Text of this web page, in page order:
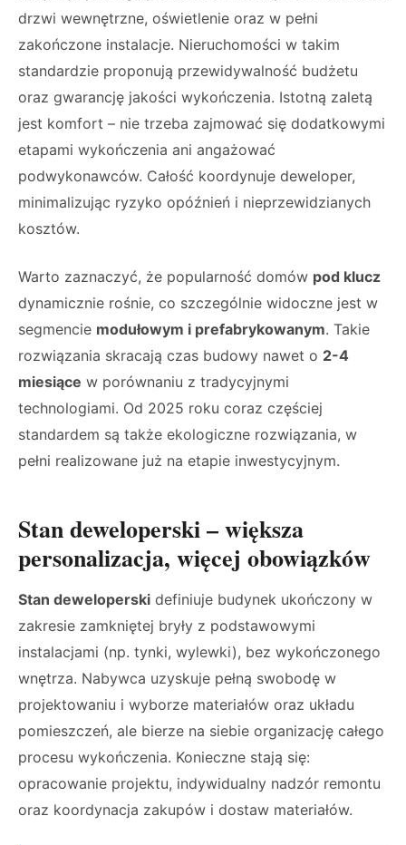
drzwi wewnętrzne, oświetlenie oraz w pełni
zakończone instalacje. Nieruchomości w takim
standardzie proponują przewidywalność budżetu
oraz gwarancję jakości wykończenia. Istotną zaletą
jest komfort – nie trzeba zajmować się dodatkowymi
etapami wykończenia ani angażować
podwykonawców. Całość koordynuje deweloper,
minimalizując ryzyko opóźnień i nieprzewidzianych
kosztów.
Warto zaznaczyć, że popularność domów pod klucz
dynamicznie rośnie, co szczególnie widoczne jest w
segmencie modułowym i prefabrykowanym. Takie
rozwiązania skracają czas budowy nawet o 2-4
miesiące w porównaniu z tradycyjnymi
technologiami. Od 2025 roku coraz częściej
standardem są także ekologiczne rozwiązania, w
pełni realizowane już na etapie inwestycyjnym.
Stan deweloperski – większa
personalizacja, więcej obowiązków
Stan deweloperski definiuje budynek ukończony w
zakresie zamkniętej bryły z podstawowymi
instalacjami (np. tynki, wylewki), bez wykończonego
wnętrza. Nabywca uzyskuje pełną swobodę w
projektowaniu i wyborze materiałów oraz układu
pomieszczeń, ale bierze na siebie organizację całego
procesu wykończenia. Konieczne stają się:
opracowanie projektu, indywidualny nadzór remontu
oraz koordynacja zakupów i dostaw materiałów.